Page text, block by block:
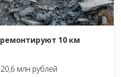
10 км
млн рублей